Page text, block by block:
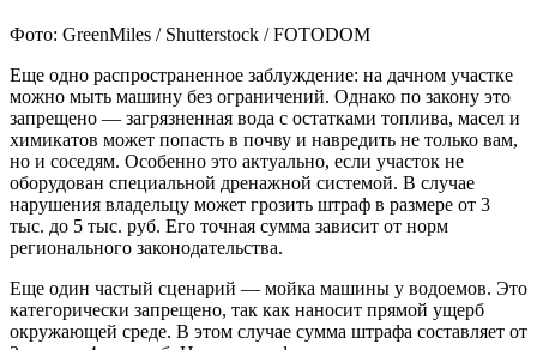
Фото: GreenMiles / Shutterstock / FOTODOM
Еще одно распространенное заблуждение: на дачном участке
можно мыть машину без ограничений. Однако по закону это
запрещено — загрязненная вода с остатками топлива, масел и
химикатов может попасть в почву и навредить не только вам,
но и соседям. Особенно это актуально, если участок не
оборудован специальной дренажной системой. В случае
нарушения владельцу может грозить штраф в размере от 3
тыс. до 5 тыс. руб. Его точная сумма зависит от норм
регионального законодательства.
Еще один частый сценарий — мойка машины у водоемов. Это
категорически запрещено, так как наносит прямой ущерб
окружающей среде. В этом случае сумма штрафа составляет от